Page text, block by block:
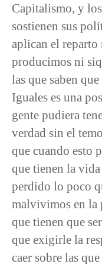
Capitalismo, y
sostienen sus
aplican el reparto
producimos ni
las que saben
Iguales es una
gente pudiera
verdad sin el
que cuando esto
que tienen la
perdido lo poco
malvivimos en la
que tienen que
que exigirle la
caer sobre las